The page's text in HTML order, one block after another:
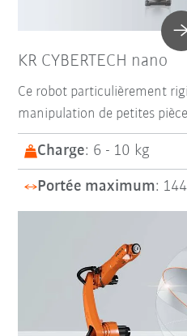
KR CYBERTECH nano
Ce robot particulièrement
manipulation de petites
Charge: 6 - 10 kg
Portée maximum: